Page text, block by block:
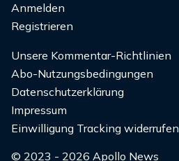
Anmelden
Registrieren
Unsere Kommentar-Richtlinien
Abo-Nutzungsbedingungen
Datenschutzerklärung
Impressum
Einwilligung Tracking widerrufen
© 2023 - 2026 Apollo News